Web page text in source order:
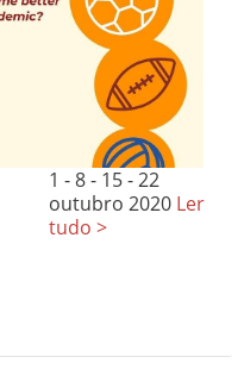
1 - 8 - 15 - 22
outubro 2020 Ler
tudo >